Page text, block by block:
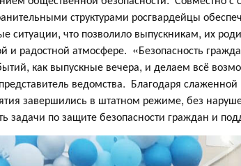
структурами росгвардейцы
ситуации, что позволило выпускникам, их
и радостной атмосфере. «Безопасность
как выпускные вечера, и делаем всё
ведомства. Благодаря
завершились в штатном режиме, без
задачи по защите безопасности граждан и